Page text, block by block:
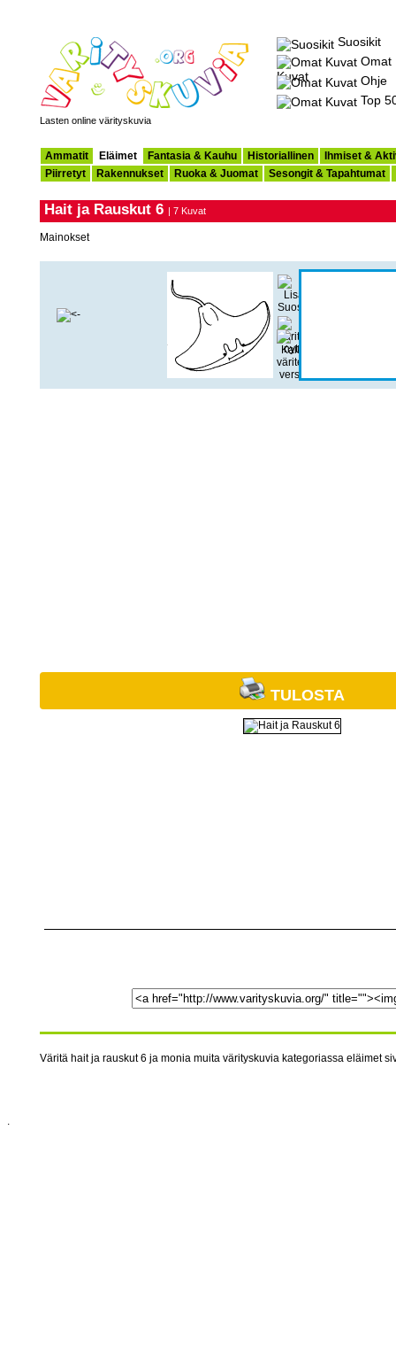
Lasten online värityskuvia
Suosikit
Omat
Kuvat
Ohje
Top
Ammatit Eläimet Fantasia & Kauhu Historiallinen
Ihmiset &
Piirretyt
Rakennukset Ruoka & Juomat Sesongit & Tapahtumat
Hait ja Rauskut 6 | 7 Kuvat
Mainokset
TULOSTA
Väritä hait ja rauskut 6 ja monia muita värityskuvia kategoriassa eläimet
.